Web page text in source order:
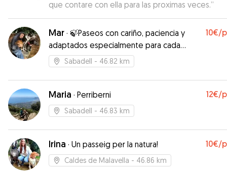
que contare con ella para las proximas veces.”
Mar · 🍃Paseos con cariño, paciencia y
adaptados especialmente para cada
peludo🌱
10€/
Sabadell - 46.82 km
Maria · Perriberni 12€/
Sabadell - 46.83 km
Irina · Un passeig per la natura! 10€/
Caldes de Malavella - 46.86 km